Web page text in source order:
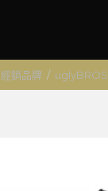
經銷品牌 / uglyBROS